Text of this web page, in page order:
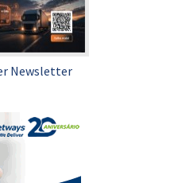
Newsletter